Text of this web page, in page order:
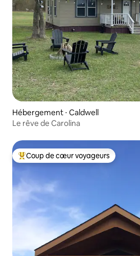
Hébergement ⋅ Caldwell
Le rêve de Carolina
Coups de cœur voyageurs les plus
Coup de cœur voyageurs